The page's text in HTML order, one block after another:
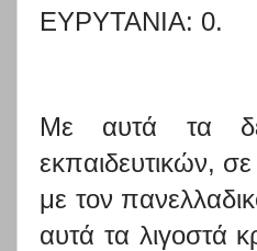
ΕΥΡΥΤΑΝΙΑ: 0.
Με αυτά τα
εκπαιδευτικών,
με τον
αυτά τα λιγοστά